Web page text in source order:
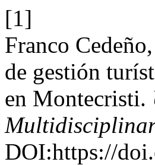
[1]
Franco
de gestión
en Montecristi.
DOI:https://